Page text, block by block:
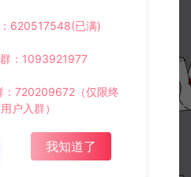
620517548(已满)
：1093921977
：720209672（仅限终
户入群）
我知道了